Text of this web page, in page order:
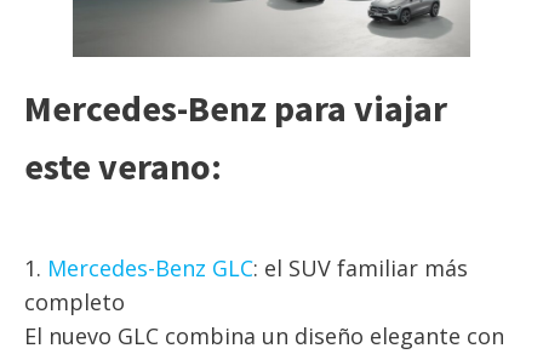
Mercedes-Benz para viajar
este verano:
1. Mercedes-Benz GLC: el SUV familiar más
completo
El nuevo GLC combina un diseño elegante con